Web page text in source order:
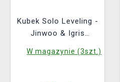
Kubek Solo Leveling -
Jinwoo & Igris
W magazynie (3szt.)